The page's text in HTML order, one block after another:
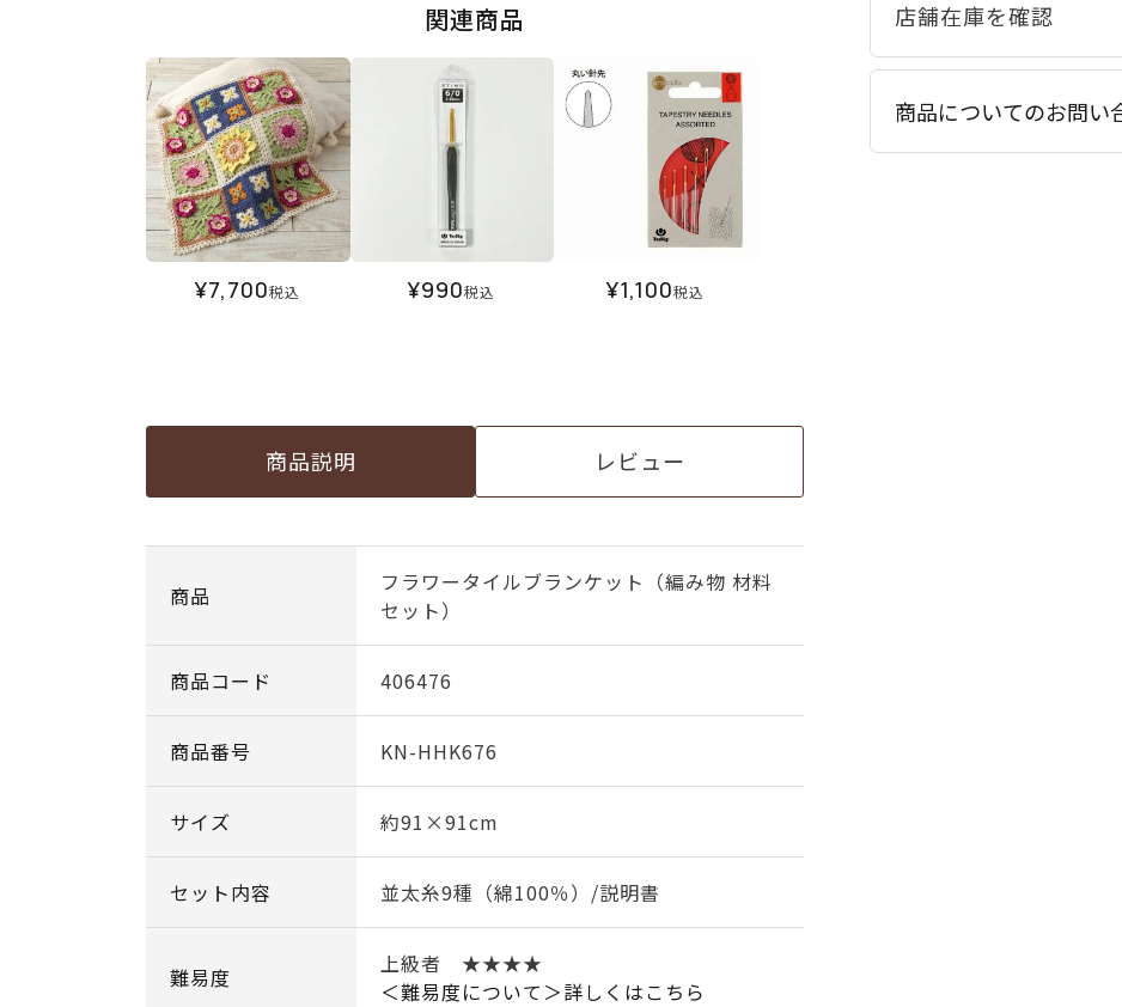
関連商品
¥7,700税込 ¥990税込 ¥1,100税込
商品説明 レビュー
商品
フラワータイルブランケット（編み物 材料
セット）
商品コード 406476
商品番号 KN-HHK676
サイズ 約91×91cm
セット内容 並太糸9種（綿100％）/説明書
難易度
上級者 ★★★★
＜難易度について＞詳しくはこちら
商品についてのお問い